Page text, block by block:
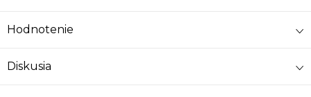
Hodnotenie
Diskusia